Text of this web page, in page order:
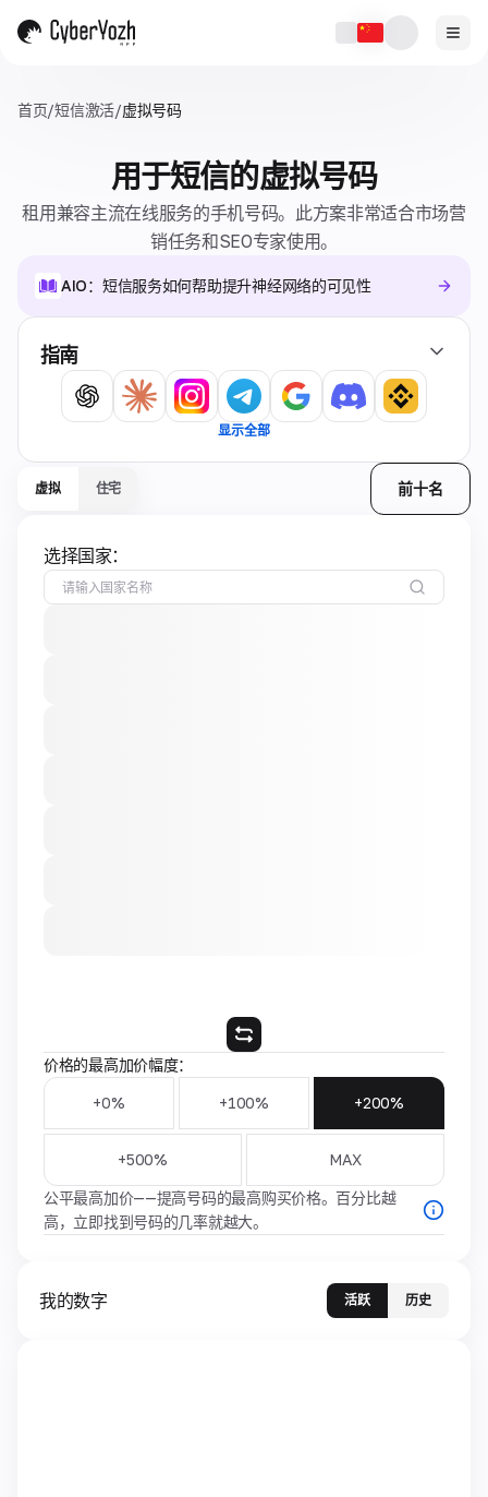
首页/短信激活/虚拟号码
用于短信的虚拟号码
租用兼容主流在线服务的手机号码。此方案非常适合市场营
销任务和SEO专家使用。
AIO：短信服务如何帮助提升神经网络的可见性
指南
显示全部
虚拟 住宅 前十名
选择国家：
价格的最高加价幅度：
+0% +100% +200%
+500% MAX
公平最高加价——提高号码的最高购买价格。百分比越
高，立即找到号码的几率就越大。
我的数字 活跃 历史